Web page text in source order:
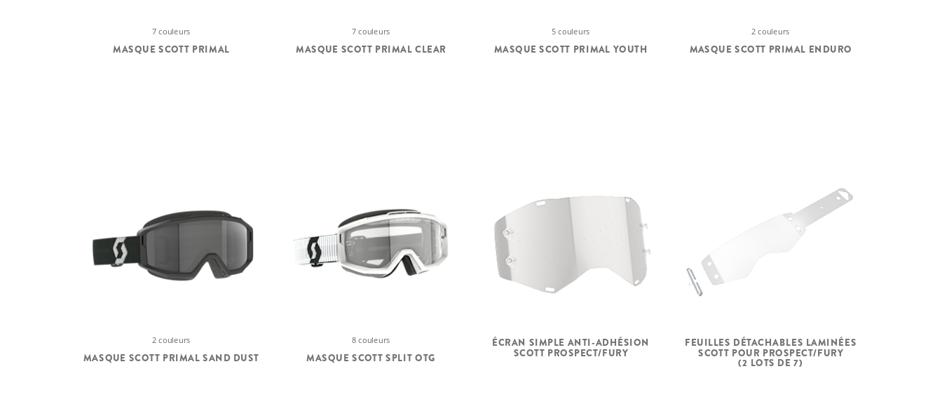
7 couleurs
MASQUE SCOTT PRIMAL
7 couleurs
MASQUE SCOTT PRIMAL CLEAR
5 couleurs
MASQUE SCOTT PRIMAL YOUTH
2 couleurs
MASQUE SCOTT PRIMAL ENDURO
2 couleurs
MASQUE SCOTT PRIMAL SAND DUST
8 couleurs
MASQUE SCOTT SPLIT OTG
ÉCRAN SIMPLE ANTI-ADHÉSION
SCOTT PROSPECT/FURY
FEUILLES DÉTACHABLES LAMINÉES
SCOTT POUR PROSPECT/FURY
(2 LOTS DE 7)